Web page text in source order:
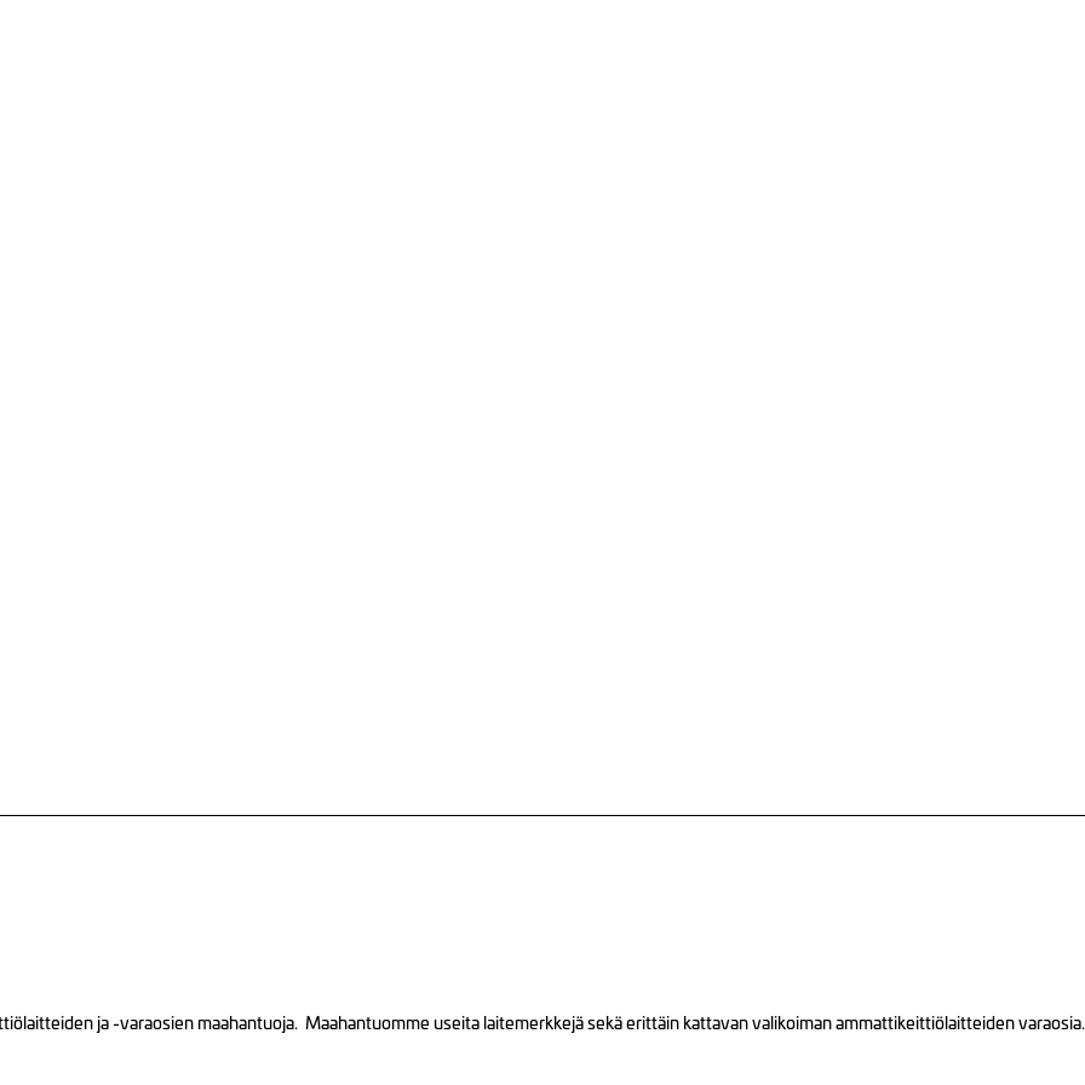
ja -varaosien maahantuoja. Maahantuomme useita laitemerkkejä sekä erittäin kattavan valikoiman ammattikeittiölaitteiden varaosia.